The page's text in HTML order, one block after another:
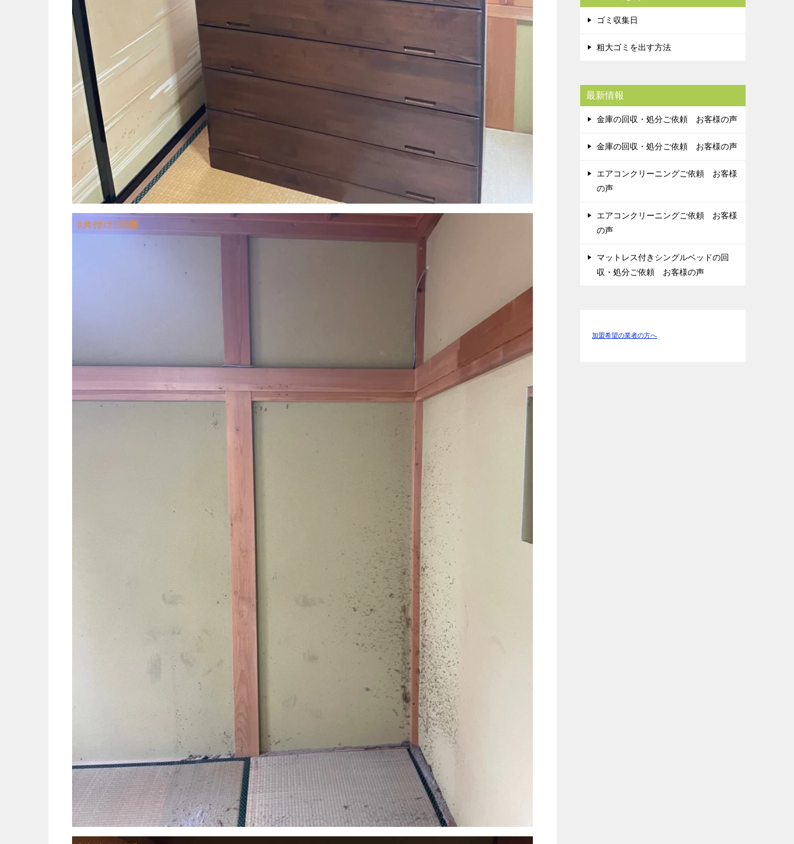
ゴミ収集日
粗大ゴミを出す方法
最新情報
金庫の回収・処分ご依頼 お客様の声
金庫の回収・処分ご依頼 お客様の声
エアコンクリーニングご依頼 お客様
の声
エアコンクリーニングご依頼 お客様
の声
マットレス付きシングルベッドの回
収・処分ご依頼 お客様の声
加盟希望の業者の方へ